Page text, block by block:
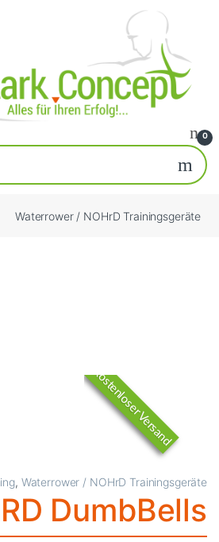
0
Waterrower / NOHrD Trainingsgeräte
Kostenloser Versand
, Waterrower / NOHrD Trainingsgeräte
DumbBells